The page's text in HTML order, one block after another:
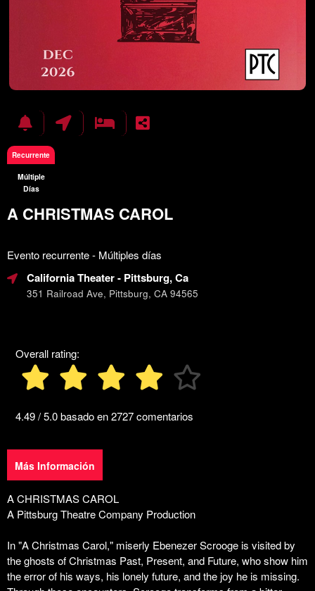
Recurrente
Múltiple
Días
A CHRISTMAS CAROL
sobre
Marketing,
SEO
Tus
Eventos
Evento recurrente - Múltiples días
a
crear
sistema
con
California Theater- Pittsburg, Ca
351 Railroad Ave, Pittsburg, CA 94565
Overall rating:
4.49 / 5.0 basado en 2727 comentarios
Más Información